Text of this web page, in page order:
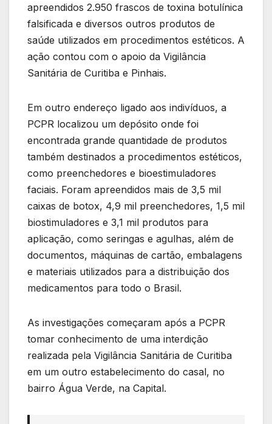
apreendidos 2.950 frascos de toxina botulínica
falsificada e diversos outros produtos de
saúde utilizados em procedimentos estéticos. A
ação contou com o apoio da Vigilância
Sanitária de Curitiba e Pinhais.
Em outro endereço ligado aos indivíduos, a
PCPR localizou um depósito onde foi
encontrada grande quantidade de produtos
também destinados a procedimentos estéticos,
como preenchedores e bioestimuladores
faciais. Foram apreendidos mais de 3,5 mil
caixas de botox, 4,9 mil preenchedores, 1,5 mil
biostimuladores e 3,1 mil produtos para
aplicação, como seringas e agulhas, além de
documentos, máquinas de cartão, embalagens
e materiais utilizados para a distribuição dos
medicamentos para todo o Brasil.
As investigações começaram após a PCPR
tomar conhecimento de uma interdição
realizada pela Vigilância Sanitária de Curitiba
em um outro estabelecimento do casal, no
bairro Água Verde, na Capital.